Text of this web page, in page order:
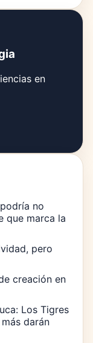
en
no
que marca la
pero
creación en
Los Tigres
darán